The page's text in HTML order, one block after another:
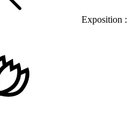
Exposition :